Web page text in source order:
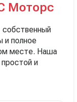
Моторс
собственный
и полное
месте. Наша
и